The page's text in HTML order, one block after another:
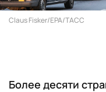
Claus Fisker/EPA/ТАСС
Более десяти